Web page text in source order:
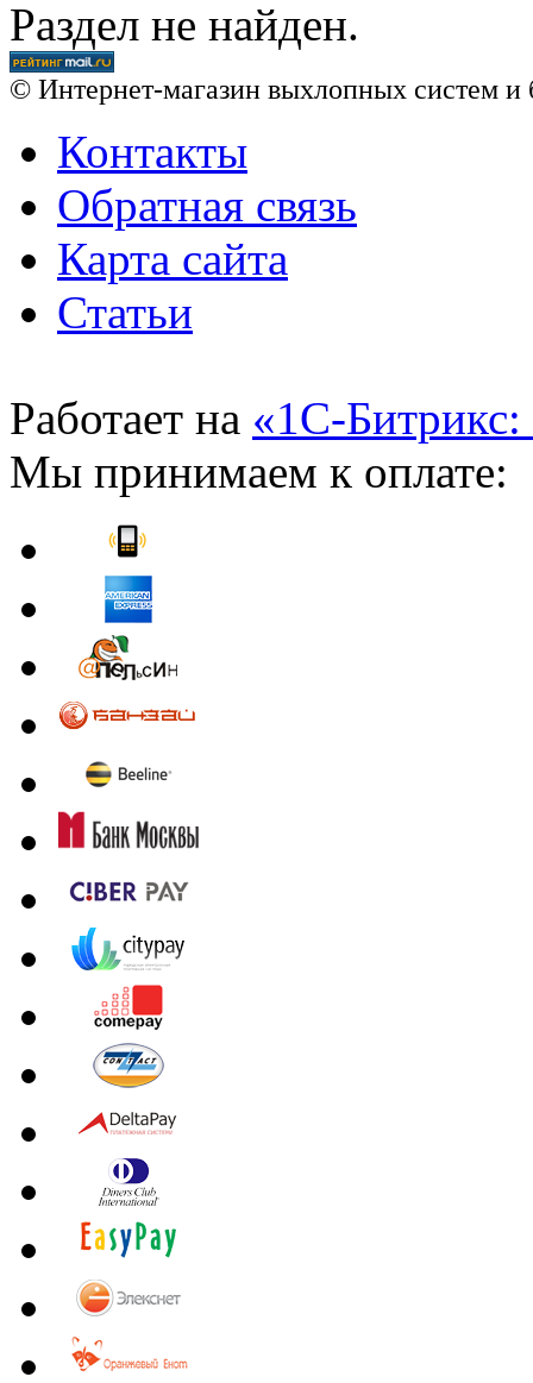
Раздел не найден.
© Интернет-магазин выхлопных систем и
Контакты
Обратная связь
Карта сайта
Статьи
Работает на «1С-Битрикс:
Мы принимаем к оплате: